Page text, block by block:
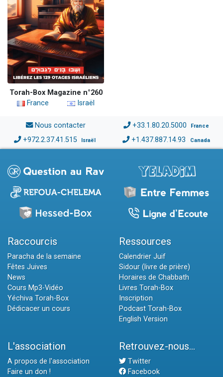
Torah-Box Magazine n°260
France
Israël
Nous contacter +33.1.80.20.5000 France
+972.2.37.41.515 Israël +1.437.887.14.93 Canada
Raccourcis
Paracha de la semaine
Fêtes Juives
News
Cours Mp3-Vidéo
Yéchiva Torah-Box
Dédicacer un cours
Ressources
Calendrier Juif
Sidour (livre de prière)
Horaires de Chabbath
Livres Torah-Box
Inscription
Podcast Torah-Box
English Version
L'association
A propos de l'association
Faire un don !
Retrouvez-nous...
Twitter
Facebook